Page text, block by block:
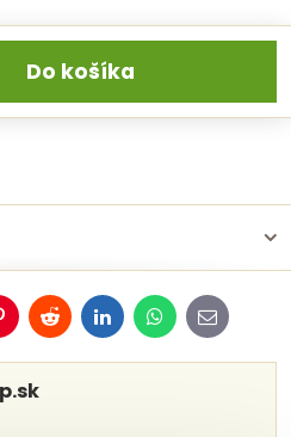
Do košíka
RedditLinkedInWhatsApp
E-
mail